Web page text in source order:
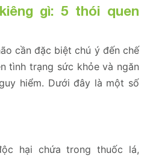
gì: 5 thói quen
cần đặc biệt chú ý đến chế
tình trạng sức khỏe và ngăn
hiểm. Dưới đây là một số
hại chứa trong thuốc lá,